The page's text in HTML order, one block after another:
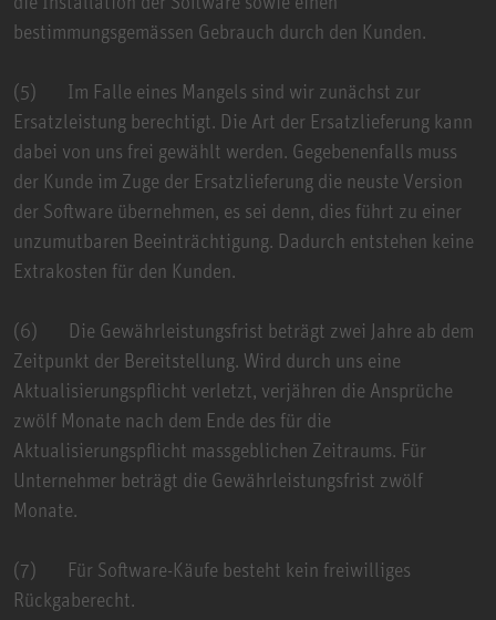
bestimmungsgemässen Gebrauch durch den Kunden.
(5) Im Falle eines Mangels sind wir zunächst zur
Ersatzleistung berechtigt. Die Art der Ersatzlieferung kann
dabei von uns frei gewählt werden. Gegebenenfalls muss
der Kunde im Zuge der Ersatzlieferung die neuste Version
der Software übernehmen, es sei denn, dies führt zu einer
unzumutbaren Beeinträchtigung. Dadurch entstehen keine
Extrakosten für den Kunden.
(6) Die Gewährleistungsfrist beträgt zwei Jahre ab dem
Zeitpunkt der Bereitstellung. Wird durch uns eine
Aktualisierungspflicht verletzt, verjähren die Ansprüche
zwölf Monate nach dem Ende des für die
Aktualisierungspflicht massgeblichen Zeitraums. Für
Unternehmer beträgt die Gewährleistungsfrist zwölf
Monate.
(7) Für Software-Käufe besteht kein freiwilliges
Rückgaberecht.